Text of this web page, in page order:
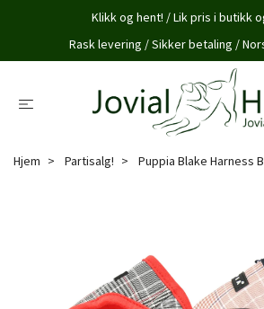
Klikk og hent! / Lik pris i butikk
Rask levering / Sikker betaling /
Hjem Partisalg! Puppia Blake Harness